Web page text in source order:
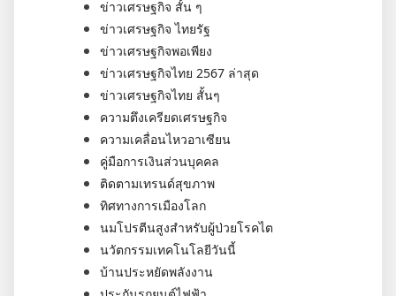
ข่าวเศรษฐกิจ สั้น ๆ
ข่าวเศรษฐกิจ ไทยรัฐ
ข่าวเศรษฐกิจพอเพียง
ข่าวเศรษฐกิจไทย 2567 ล่าสุด
ข่าวเศรษฐกิจไทย สั้นๆ
ความตึงเครียดเศรษฐกิจ
ความเคลื่อนไหวอาเซียน
คู่มือการเงินส่วนบุคคล
ติดตามเทรนด์สุขภาพ
ทิศทางการเมืองโลก
นมโปรตีนสูงสำหรับผู้ป่วยโรคไต
นวัตกรรมเทคโนโลยีวันนี้
บ้านประหยัดพลังงาน